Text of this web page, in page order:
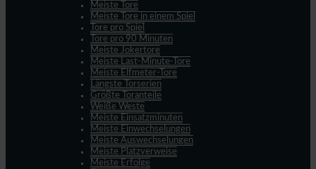
Meiste Tore
Meiste Tore in einem Spiel
Tore pro Spiel
Tore pro 90 Minuten
Meiste Jokertore
Meiste Last-Minute-Tore
Meiste Elfmeter-Tore
Längste Torserien
Größte Toranteile
Weiße Weste
Meiste Einsatzminuten
Meiste Einwechselungen
Meiste Auswechselungen
Meiste Platzverweise
Meiste Erfolge